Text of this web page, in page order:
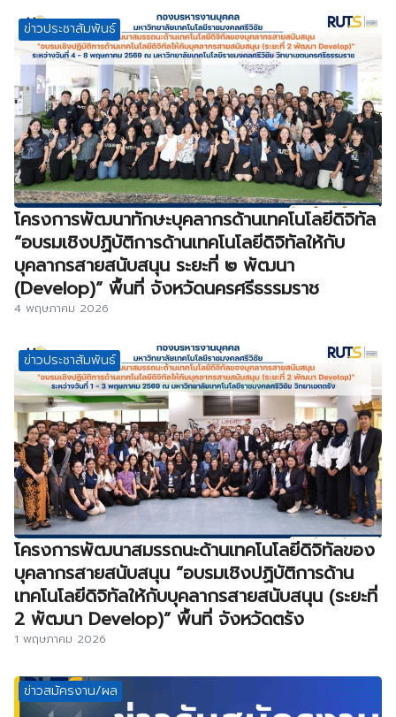
ข่าวประชาสัมพันธ์
โครงการพัฒนาทักษะบุคลากรด้านเทคโนโลยีดิจิทัล
“อบรมเชิงปฏิบัติการด้านเทคโนโลยีดิจิทัลให้กับ
บุคลากรสายสนับสนุน ระยะที่ ๒ พัฒนา
(Develop)” พื้นที่ จังหวัดนครศรีธรรมราช
4 พฤษภาคม 2026
ข่าวประชาสัมพันธ์
โครงการพัฒนาสมรรถนะด้านเทคโนโลยีดิจิทัลของ
บุคลากรสายสนับสนุน “อบรมเชิงปฏิบัติการด้าน
เทคโนโลยีดิจิทัลให้กับบุคลากรสายสนับสนุน (ระยะที่
2 พัฒนา Develop)” พื้นที่ จังหวัดตรัง
1 พฤษภาคม 2026
ข่าวสมัครงาน/ผล